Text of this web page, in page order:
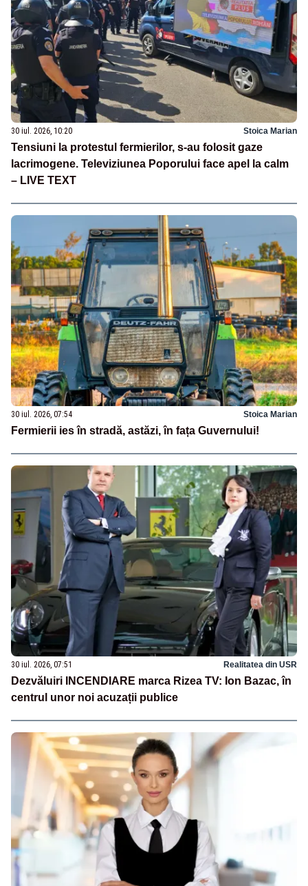
30 iul. 2026, 10:20 Stoica Marian
Tensiuni la protestul fermierilor, s-au folosit gaze
lacrimogene. Televiziunea Poporului face apel la calm
– LIVE TEXT
30 iul. 2026, 07:54 Stoica Marian
Fermierii ies în stradă, astăzi, în fața Guvernului!
30 iul. 2026, 07:51 Realitatea din USR
Dezvăluiri INCENDIARE marca Rizea TV: Ion Bazac, în
centrul unor noi acuzații publice